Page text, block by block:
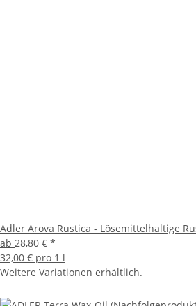
Adler Arova Rustica - Lösemittelhaltige
ab 28,80 € *
32,00 € pro 1 l
Weitere Variationen erhältlich.